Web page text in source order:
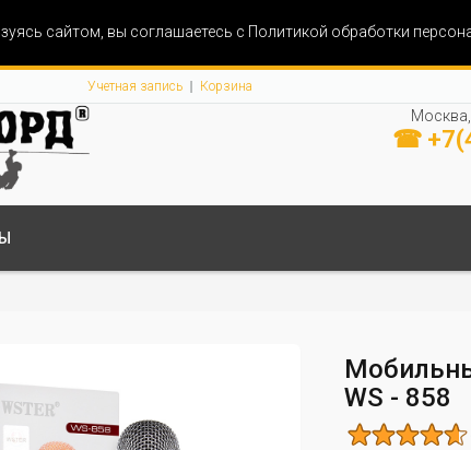
сайтом, вы соглашаетесь с Политикой обработки
Учетная запись Корзина
☎
WS - 858